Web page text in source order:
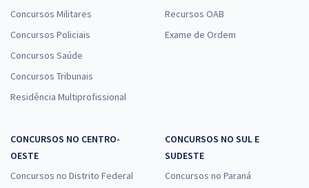
Concursos Militares
Concursos Policiais
Concursos Saúde
Concursos Tribunais
Residência Multiprofissional
Recursos OAB
Exame de Ordem
CONCURSOS NO CENTRO-
OESTE
Concursos no Distrito Federal
CONCURSOS NO SUL E
SUDESTE
Concursos no Paraná